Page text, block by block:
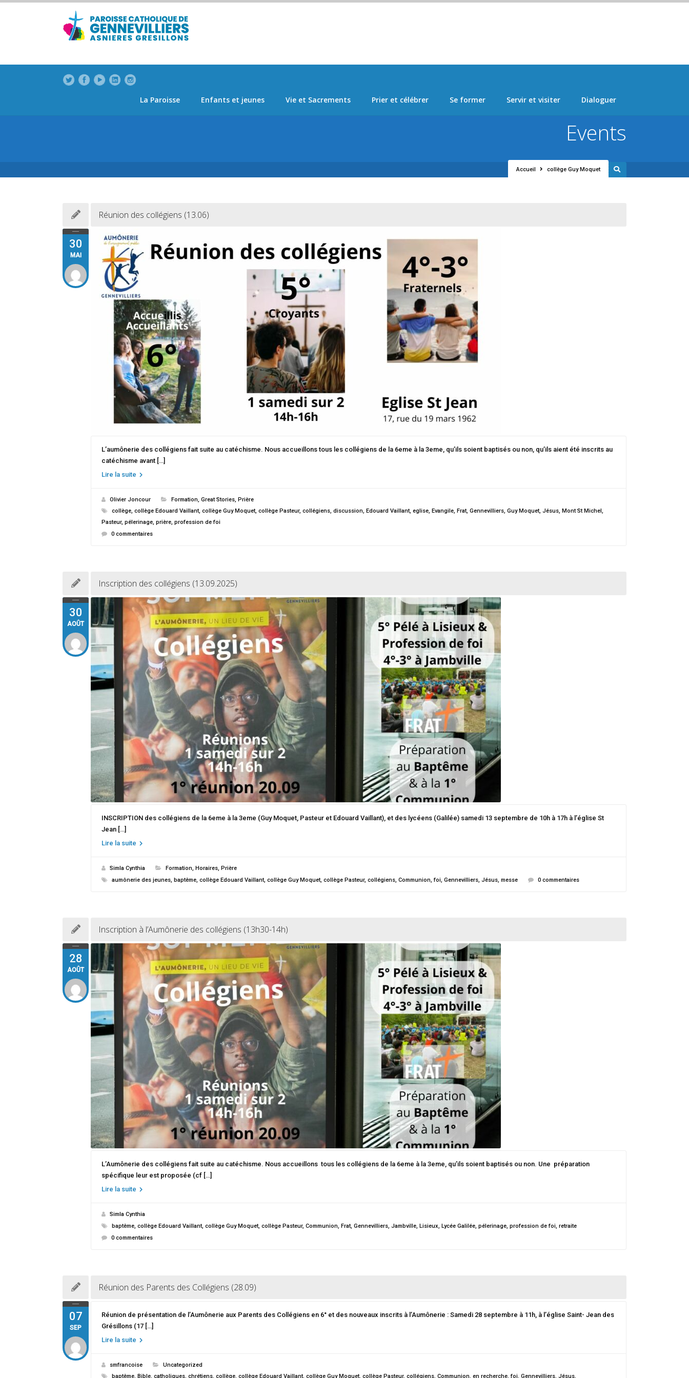
La Paroisse Enfants et jeunes Vie et Sacrements Prier et célébrer Se former Servir et visiter Dialoguer
Accueil collège Guy Moquet
Events
30
MAI
Réunion des collégiens (13.06)
L’aumônerie des collégiens fait suite au catéchisme. Nous accueillons tous les collégiens de la 6eme à la 3eme, qu’ils soient baptisés ou non, qu’ils aient été inscrits au
catéchisme avant […]
Lire la suite
Olivier Joncour Formation, Great Stories, Prière
collège, collège Edouard Vaillant, collège Guy Moquet, collège Pasteur, collégiens, discussion, Edouard Vaillant, eglise, Evangile, Frat, Gennevilliers, Guy Moquet, Jésus, Mont St Michel,
Pasteur, pélerinage, prière, profession de foi
0 commentaires
30
AOÛT
Inscription des collégiens (13.09.2025)
INSCRIPTION des collégiens de la 6eme à la 3eme (Guy Moquet, Pasteur et Edouard Vaillant), et des lycéens (Galilée) samedi 13 septembre de 10h à 17h à l’église St
Jean […]
Lire la suite
Simla Cynthia Formation, Horaires, Prière
aumônerie des jeunes, baptême, collège Edouard Vaillant, collège Guy Moquet, collège Pasteur, collégiens, Communion,foi, Gennevilliers, Jésus, messe 0 commentaires
28
AOÛT
Inscription à l’Aumônerie des collégiens (13h30-14h)
L’Aumônerie des collégiens fait suite au catéchisme. Nous accueillons tous les collégiens de la 6eme à la 3eme, qu’ils soient baptisés ou non. Une préparation
spécifique leur est proposée (cf […]
Lire la suite
Simla Cynthia
baptême, collège Edouard Vaillant, collège Guy Moquet, collège Pasteur, Communion, Frat, Gennevilliers, Jambville, Lisieux, Lycée Galilée, pélerinage, profession de foi, retraite
0 commentaires
07
SEP
Réunion des Parents des Collégiens (28.09)
Réunion de présentation de l’Aumônerie aux Parents des Collégiens en 6° et des nouveaux inscrits à l’Aumônerie : Samedi 28 septembre à 11h, à l’église Saint- Jean des
Grésillons (17 […]
Lire la suite
smfrancoise
Uncategorized
baptême, Bible, catholiques, chrétiens, collège, collège Edouard Vaillant, collège Guy Moquet, collège Pasteur, collégiens, Communion, en recherche,foi, Gennevilliers, Jésus,